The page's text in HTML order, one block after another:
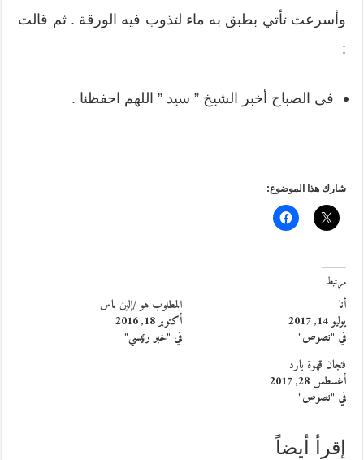
وأسرعت تأتي بطبق به ماء لتذوب فيه الورقة . ثم قالت
:
فى الصباح أخبر الشيخ ” سيد ” اللهم احفظنا .
شارك هذا الموضوع:
مرتبط
أنا
يوليو 14, 2017
في "نصوص"
المطلوب هو /إلين باس
أكتوبر 18, 2016
في "خبر رئيسي"
فنجان قهوة بارد
أغسطس 28, 2017
في "نصوص"
إقرأ أيضاً